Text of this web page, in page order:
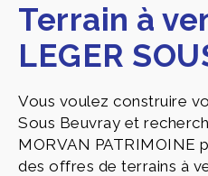
Terrain à
LEGER
Vous voulez construire
Sous Beuvray et
MORVAN PATRIMOINE
des offres de terrains à